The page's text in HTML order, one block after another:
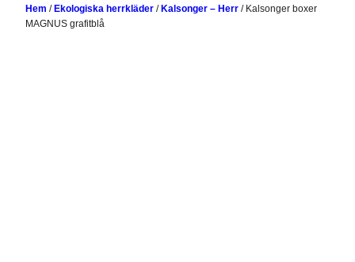
Hem / Ekologiska herrkläder / Kalsonger – Herr / Kalsonger boxer
MAGNUS grafitblå